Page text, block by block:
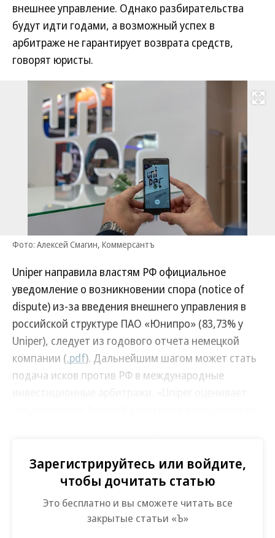
внешнее управление. Однако разбирательства
будут идти годами, а возможный успех в
арбитраже не гарантирует возврата средств,
говорят юристы.
Развернуть
Фото: Алексей Смагин, Коммерсантъ
Uniper направила властям РФ официальное
уведомление о возникновении спора (notice of
dispute) из-за введения внешнего управления в
российской структуре ПАО «Юнипро» (83,73% у
Uniper), следует из годового отчета немецкой
компании (.pdf). Дальнейшим шагом может стать
подача исков против РФ в международные
инвестиционному договору между Россией и
Германией и по Договору к Энергетической
хартии 1994 года (ДЭХ)»,— говорится в
Зарегистрируйтесь или войдите,
чтобы дочитать статью
Это бесплатно и вы сможете читать все
закрытые статьи «Ъ»